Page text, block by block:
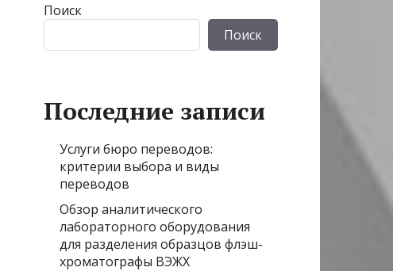
Поиск
Поиск
Последние записи
Услуги бюро переводов:
критерии выбора и виды
переводов
Обзор аналитического
лабораторного оборудования
для разделения образцов флэш-
хроматографы ВЭЖХ